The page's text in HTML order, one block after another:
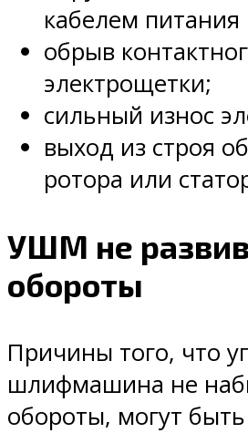
кабелем питания
обрыв
электрощетки;
сильный износ
выход из строя
ротора или
УШМ не
обороты
Причины того, что
шлифмашина не
обороты, могут